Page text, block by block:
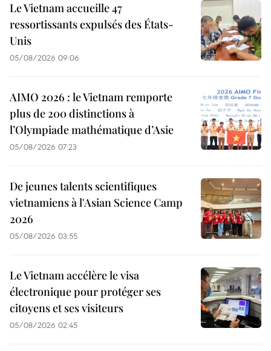
Le Vietnam accueille 47
ressortissants expulsés des États-
Unis
05/08/2026 09:06
AIMO 2026 : le Vietnam remporte
plus de 200 distinctions à
l’Olympiade mathématique d’Asie
05/08/2026 07:23
De jeunes talents scientifiques
vietnamiens à l'Asian Science Camp
2026
05/08/2026 03:55
Le Vietnam accélère le visa
électronique pour protéger ses
citoyens et ses visiteurs
05/08/2026 02:45